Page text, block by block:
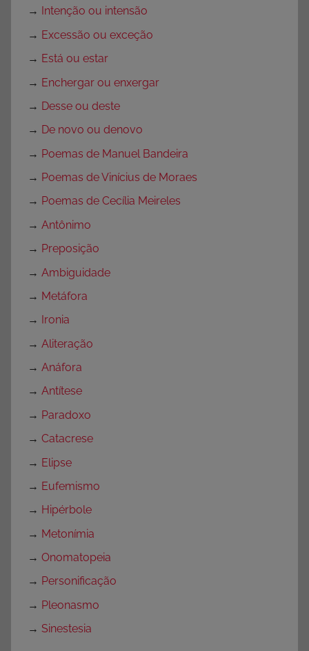
→
Intenção ou intensão
→ Excessão ou exceção
→ Está ou estar
→ Enchergar ou enxergar
→ Desse ou deste
→ De novo ou denovo
→ Poemas de Manuel Bandeira
→ Poemas de Vinícius de Moraes
→ Poemas de Cecília Meireles
→ Antônimo
→ Preposição
→ Ambiguidade
→ Metáfora
→
Ironia
→ Aliteração
→ Anáfora
→ Antítese
→ Paradoxo
→ Catacrese
→ Elipse
→ Eufemismo
→ Hipérbole
→ Metonímia
→ Onomatopeia
→ Personificação
→ Pleonasmo
→ Sinestesia